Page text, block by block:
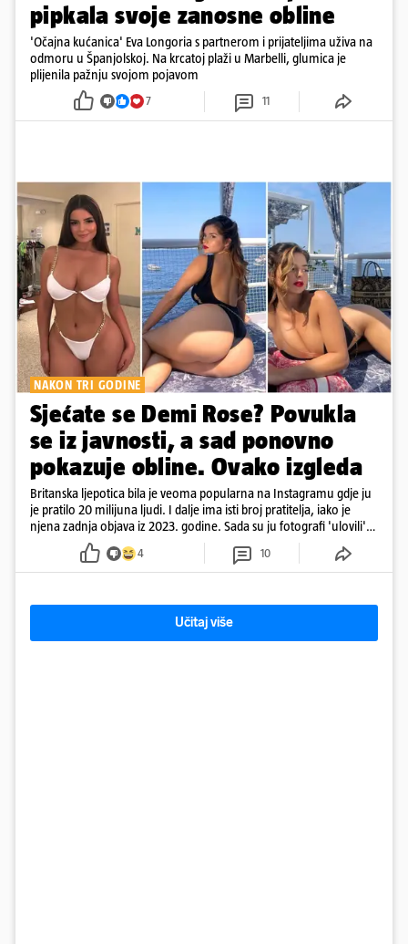
pipkala svoje zanosne obline
'Očajna kućanica' Eva Longoria s partnerom i prijateljima uživa na
odmoru u Španjolskoj. Na krcatoj plaži u Marbelli, glumica je
plijenila pažnju svojom pojavom
7 11
NAKON TRI GODINE
Sjećate se Demi Rose? Povukla
se iz javnosti, a sad ponovno
pokazuje obline. Ovako izgleda
Britanska ljepotica bila je veoma popularna na Instagramu gdje ju
je pratilo 20 milijuna ljudi. I dalje ima isti broj pratitelja, iako je
njena zadnja objava iz 2023. godine. Sada su ju fotografi 'ulovili'
4 10
Učitaj više